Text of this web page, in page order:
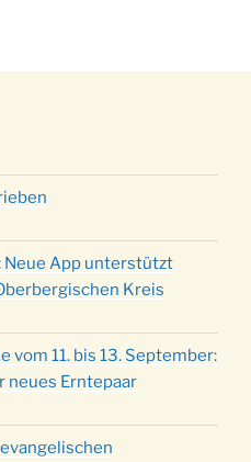
Uhr
Brauchtum am
um 17:00 Uhr
Gemeindehaus von 10-
des Honterus Chors in
Uhr
mit Krippenspiel im Ev.
15:00 Uhr
in der FeG um 16 Uhr
in der Kirche um
Neue App unterstützt
Kreis
vom 11. bis 13. September:
neues Erntepaar